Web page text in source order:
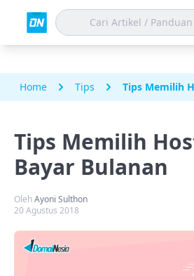
Home Tips Tips Memilih
Tips Memilih
Bayar Bulanan
OlehAyoni Sulthon
20 Agustus 2018